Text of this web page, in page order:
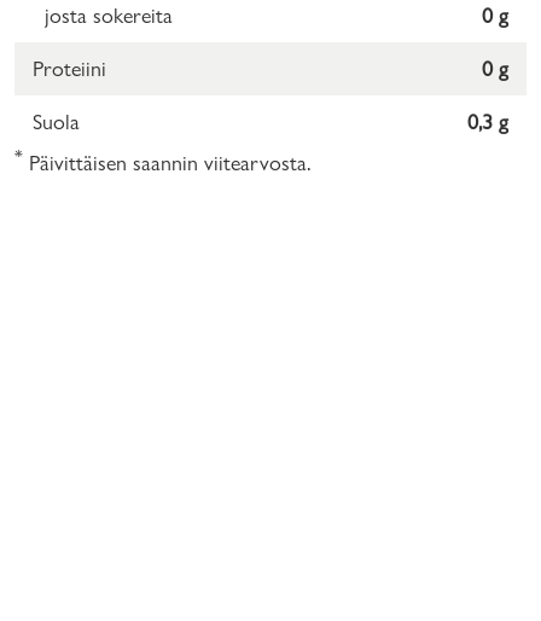
josta sokereita 0 g
Proteiini 0 g
Suola 0,3 g
* Päivittäisen saannin viitearvosta.